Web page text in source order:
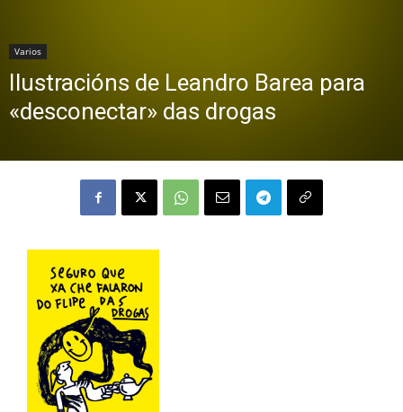
Varios
Ilustracións de Leandro Barea para
«desconectar» das drogas